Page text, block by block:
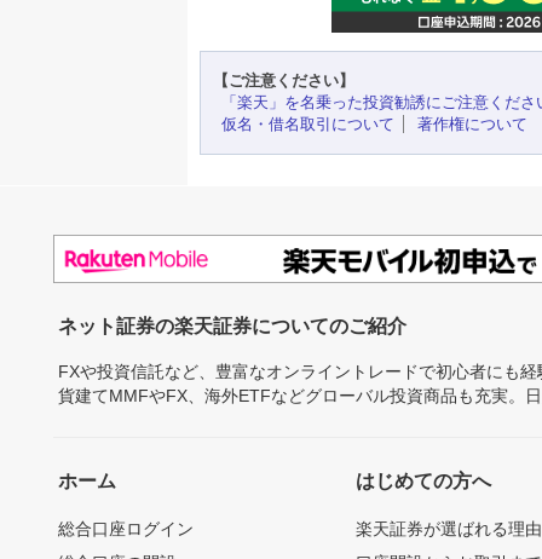
【ご注意ください】
「楽天」を名乗った投資勧誘にご注意くださ
仮名・借名取引について
著作権について
ネット証券の楽天証券についてのご紹介
FXや投資信託など、豊富なオンライントレードで初心者にも
貨建てMMFやFX、海外ETFなどグローバル投資商品も充実。
ホーム
総合口座ログイン
はじめての方へ
楽天証券が選ばれる理由